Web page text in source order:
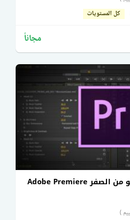
كل المستويات
مجاناً
تعلم مونتاج الفيديو من الصفر Adobe Premiere